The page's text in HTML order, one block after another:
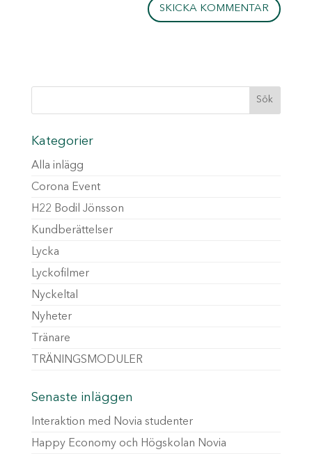
Kategorier
Alla inlägg
Corona Event
H22 Bodil Jönsson
Kundberättelser
Lycka
Lyckofilmer
Nyckeltal
Nyheter
Tränare
TRÄNINGSMODULER
Senaste inläggen
Interaktion med Novia studenter
Happy Economy och Högskolan Novia